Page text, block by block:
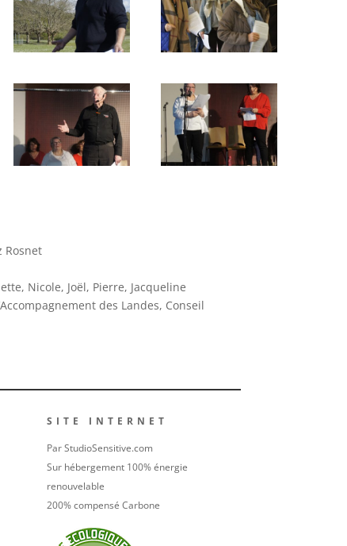
Rosnet
Nicole, Joël, Pierre, Jacqueline
des Landes, Conseil
SITE INTERNET
Par StudioSensitive.com
Sur hébergement 100% énergie
renouvelable
200% compensé Carbone